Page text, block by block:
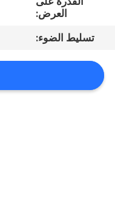
اطلب
اقتباس
العرض:
تسليط الضوء: